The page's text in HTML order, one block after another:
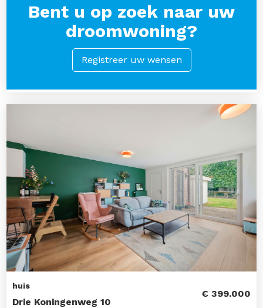
Bent u op zoek naar uw
droomwoning?
Registreer uw wensen
huis
Drie Koningenweg 10
€ 399.000